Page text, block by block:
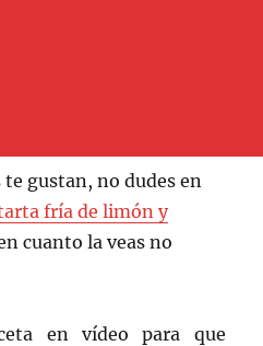
gustan, no dudes en
fría de limón y
cuanto la veas no
en vídeo para que